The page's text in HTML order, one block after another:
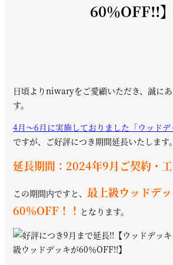
60％OFF!!】
日頃よりniwaryをご愛顧いただき、誠に
す。
4月～6月に実施しておりました「ウッドデ
ですが、ご好評につき期間延長いたします。
延長期間：2024年9月ご契約・
この期間内ですと、 最上級ウッドデ
60％OFF！！ となります。